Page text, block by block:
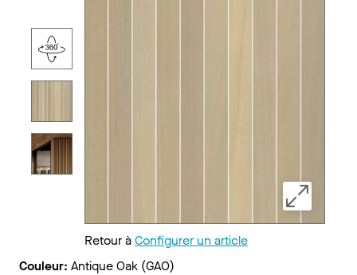
Retour àConfigurer un article
Couleur: Antique Oak (GAO)